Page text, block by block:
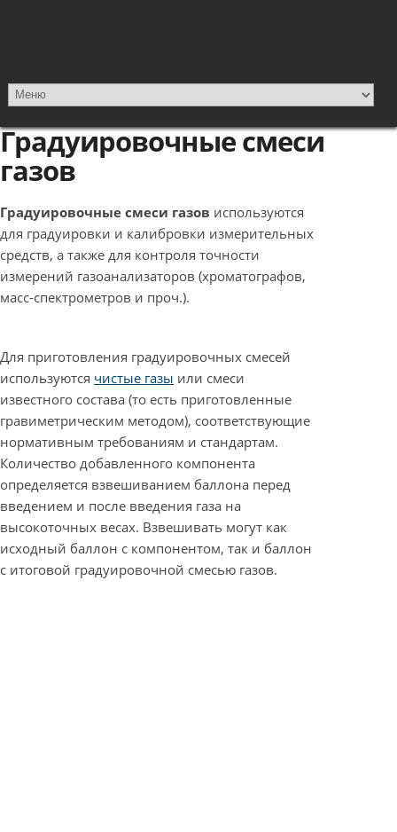
Градуировочные смеси
газов
Градуировочные смеси газов используются
для градуировки и калибровки измерительных
средств, а также для контроля точности
измерений газоанализаторов (хроматографов,
масс-спектрометров и проч.).
Для приготовления градуировочных смесей
используются чистые газы или смеси
известного состава (то есть приготовленные
гравиметрическим методом), соответствующие
нормативным требованиям и стандартам.
Количество добавленного компонента
определяется взвешиванием баллона перед
введением и после введения газа на
высокоточных весах. Взвешивать могут как
исходный баллон с компонентом, так и баллон
с итоговой градуировочной смесью газов.